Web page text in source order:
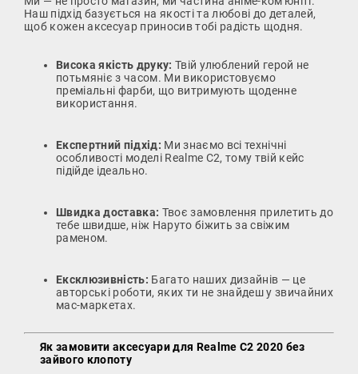
Наш підхід базується на якості та любові до деталей,
щоб кожен аксесуар приносив тобі радість щодня.
Висока якість друку: Твій улюблений герой не
потьмяніє з часом. Ми використовуємо
преміальні фарби, що витримують щоденне
використання.
Експертний підхід: Ми знаємо всі технічні
особливості моделі Realme C2, тому твій кейс
підійде ідеально.
Швидка доставка: Твоє замовлення прилетить до
тебе швидше, ніж Наруто біжить за свіжим
раменом.
Ексклюзивність: Багато наших дизайнів — це
авторські роботи, яких ти не знайдеш у звичайних
мас-маркетах.
Як замовити аксесуари для Realme C2 2020 без
зайвого клопоту